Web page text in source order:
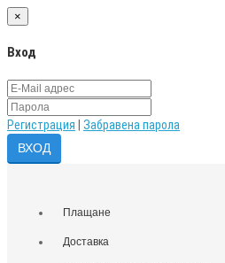
×
Вход
Регистрация Забравена парола
Плащане
Доставка